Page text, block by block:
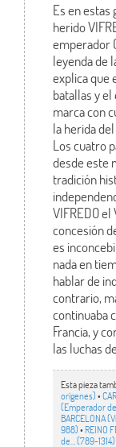
Es en
herido
emperador
leyenda de
explica que
batallas y el
marca con
la herida
Los cuatro
desde este
tradición
VIFREDO
concesión
es
nada en
hablar de
contrario,
continuaba
Francia, y
las luchas
Esta pieza
orígenes)•
(Emperador
BARCELONA
988)• REINO
de… (789-1314)